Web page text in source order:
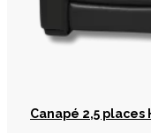
Canapé 2,5 places